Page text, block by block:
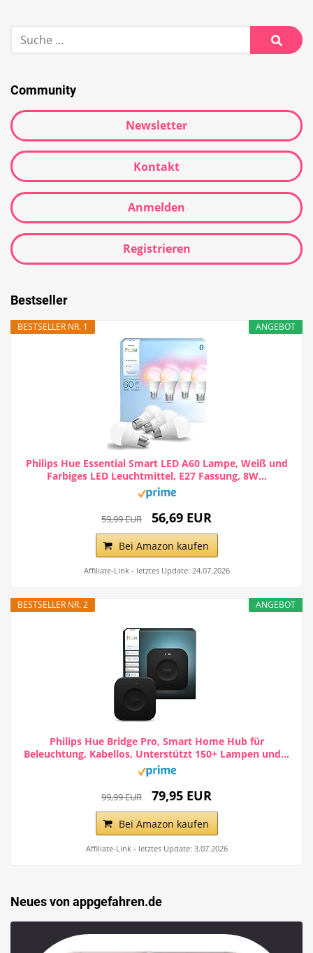
Community
Newsletter
Kontakt
Anmelden
Registrieren
Bestseller
ANGEBOT
BESTSELLER NR. 1
Philips Hue Essential Smart LED A60 Lampe, Weiß und
Farbiges LED Leuchtmittel, E27 Fassung, 8W...
59,99 EUR 56,69 EUR
Bei Amazon kaufen
Affiliate-Link - letztes Update: 24.07.2026
ANGEBOT
BESTSELLER NR. 2
Philips Hue Bridge Pro, Smart Home Hub für
Beleuchtung, Kabellos, Unterstützt 150+ Lampen und...
99,99 EUR 79,95 EUR
Bei Amazon kaufen
Affiliate-Link - letztes Update: 3.07.2026
Neues von appgefahren.de